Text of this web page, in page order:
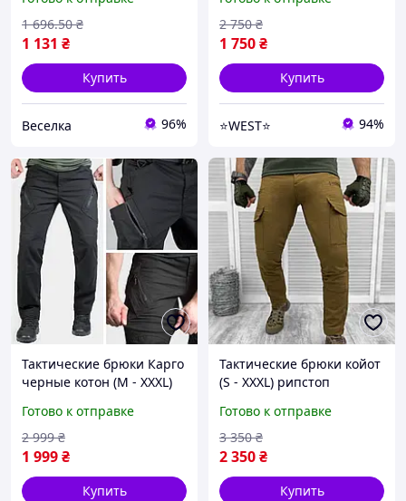
карманами для активного
отдыха FLAME
1 131 ₴
1 696.50 ₴
Купить
Веселка 96%
штаны для силовых
структур и полиции WEST
1 750₴
2 750 ₴
Купить
⭐️WEST⭐️ 94%
Тактические брюки Карго
черные котон (M - XXXL)
штаны для силовых
структур полиции WEST
Готово к отправке
1 999₴
2 999 ₴
Купить
Тактические брюки койот
(S - XXXL) рипстоп
военные боевые для
силовых структур WEST
Готово к отправке
2 350₴
3 350 ₴
Купить